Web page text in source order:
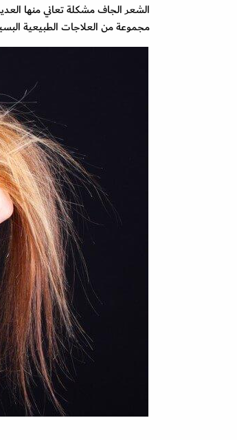
الشعر الجاف مشكلة تعاني منها
مجموعة من العلاجات الطبيعية